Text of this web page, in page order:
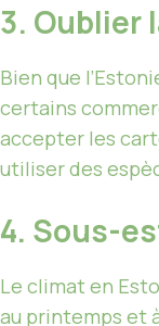
3. Oublier
Bien que
certains
accepter les
utiliser des
4. Sous-
Le climat en
au printemps et